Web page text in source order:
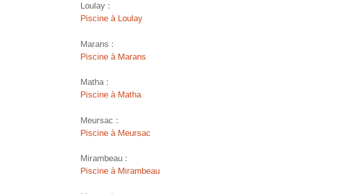
Loulay :
Piscine à Loulay
Marans :
Piscine à Marans
Matha :
Piscine à Matha
Meursac :
Piscine à Meursac
Mirambeau :
Piscine à Mirambeau